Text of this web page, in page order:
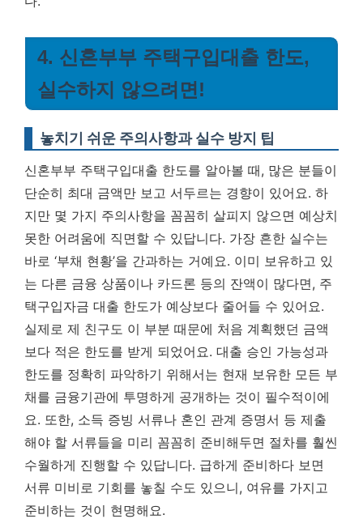
4. 신혼부부 주택구입대출 한도,
실수하지 않으려면!
놓치기 쉬운 주의사항과 실수 방지 팁
신혼부부 주택구입대출 한도를 알아볼 때, 많은 분들이
단순히 최대 금액만 보고 서두르는 경향이 있어요. 하
지만 몇 가지 주의사항을 꼼꼼히 살피지 않으면 예상치
못한 어려움에 직면할 수 있답니다. 가장 흔한 실수는
바로 ‘부채 현황’을 간과하는 거예요. 이미 보유하고 있
는 다른 금융 상품이나 카드론 등의 잔액이 많다면, 주
택구입자금 대출 한도가 예상보다 줄어들 수 있어요.
실제로 제 친구도 이 부분 때문에 처음 계획했던 금액
보다 적은 한도를 받게 되었어요. 대출 승인 가능성과
한도를 정확히 파악하기 위해서는 현재 보유한 모든 부
채를 금융기관에 투명하게 공개하는 것이 필수적이에
요. 또한, 소득 증빙 서류나 혼인 관계 증명서 등 제출
해야 할 서류들을 미리 꼼꼼히 준비해두면 절차를 훨씬
수월하게 진행할 수 있답니다. 급하게 준비하다 보면
서류 미비로 기회를 놓칠 수도 있으니, 여유를 가지고
준비하는 것이 현명해요.